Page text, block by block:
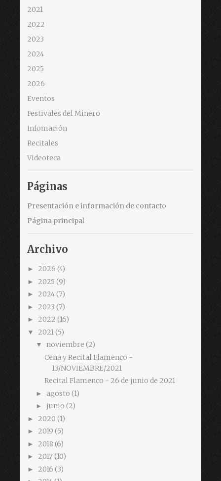
2021
2022
2023
2024
2025
2026
Eventos
Festivales del Minero
Infomación
Recitales
Videoteca
Páginas
Presentación e información de contacto
Página principal
Archivo
► 2026 (4)
► 2025 (9)
► 2024(7)
► 2023 (7)
► 2022 (16)
▼ 2021(5)
▼ noviembre (2)
Cena y Recital Flamenco -
13/NOVIEMBRE/2021
Recital Flamenco - 26 de junio de 2021
► agosto (1)
► junio (2)
► 2020 (1)
► 2019 (5)
► 2018 (6)
► 2017 (10)
► 2016 (3)